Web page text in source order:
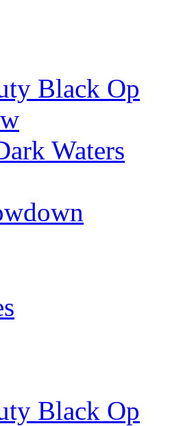
Black Op
Waters
Black Op